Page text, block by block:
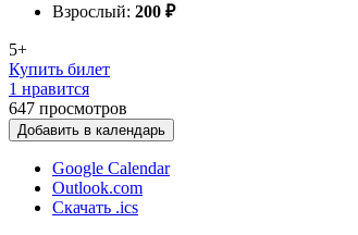
Взрослый: 200 ₽
5+
Купить билет
1 нравится
647 просмотров
Добавить в календарь
Google Calendar
Outlook.com
Скачать .ics